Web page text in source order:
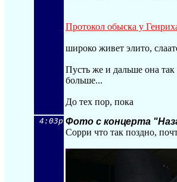
Протокол обыска у
широко живет элито,
Пусть же и дальше она так
больше...
До тех пор, пока
4:03p Фото с концерта
Сорри что так поздно,